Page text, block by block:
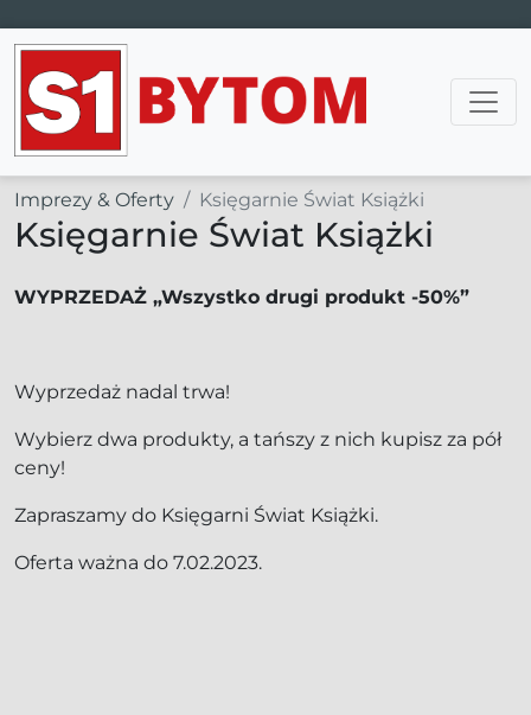
Main Navigation
Imprezy & Oferty Księgarnie Świat Książki
Księgarnie Świat Książki
WYPRZEDAŻ „Wszystko drugi produkt -50%”
Wyprzedaż nadal trwa!
Wybierz dwa produkty, a tańszy z nich kupisz za pół
ceny!
Zapraszamy do Księgarni Świat Książki.
Oferta ważna do 7.02.2023.